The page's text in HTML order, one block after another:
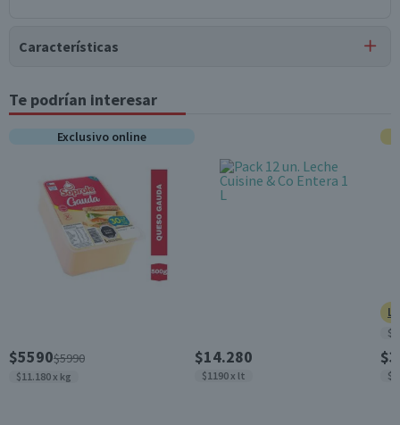
Características
Tipo de Producto
Shampoos
Surtido
Pack-Unitario
Unitario
Contenido
Unisex
Te podrían interesar
Exclusivo online
$5590$5990
$11.180 x kg
$14.280
$1190 x lt